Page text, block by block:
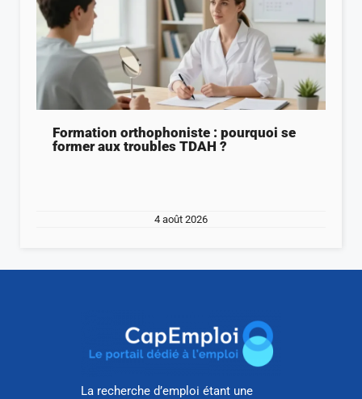
Formation orthophoniste : pourquoi se
former aux troubles TDAH ?
4 août 2026
La recherche d’emploi étant une